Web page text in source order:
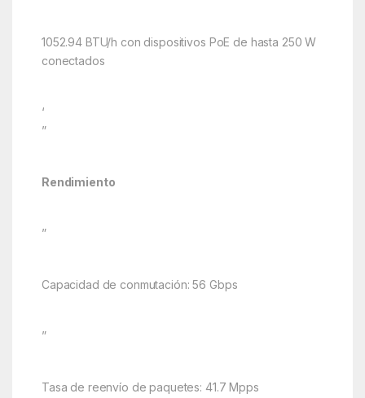
1052.94 BTU/h con dispositivos PoE de hasta 250 W
conectados
‘
”
Rendimiento
”
Capacidad de conmutación: 56 Gbps
”
Tasa de reenvío de paquetes: 41.7 Mpps